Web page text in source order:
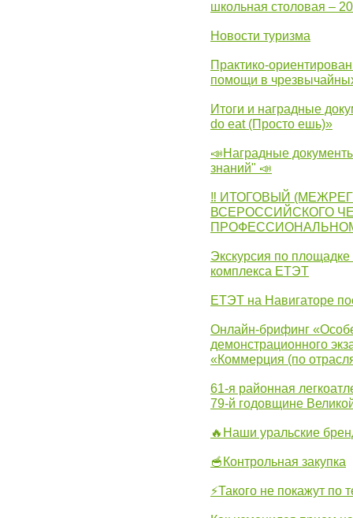
школьная столовая –
Новости туризма
Практико-
помощи в
Итоги и наградные
do eat (Просто ешь)»
📣Наградные
знаний" 📣
‼ ИТОГОВЫЙ
ВСЕРОССИЙСКОГО
Экскурсия по
комплекса ЕТЭТ
ЕТЭТ на Навигаторе
Онлайн-брифинг
демонстрационного
«Коммерция (по
61-я районная
79-й годовщине
🔥Наши уральские
🥣Контрольная закупка
⚡Такого не покажут по